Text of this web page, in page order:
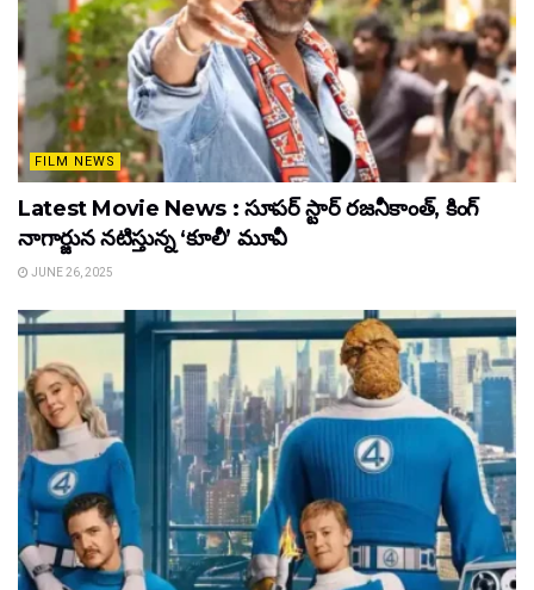
FILM NEWS
Latest Movie News : సూపర్ స్టార్ రజనీకాంత్, కింగ్
నాగార్జున నటిస్తున్న ‘కూలీ’ మూవీ
JUNE 26, 2025